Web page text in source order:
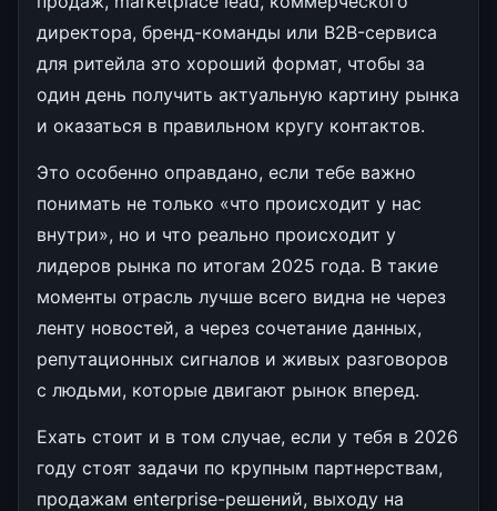
директора, бренд-команды или B2B-сервиса
для ритейла это хороший формат, чтобы за
один день получить актуальную картину рынка
и оказаться в правильном кругу контактов.
Это особенно оправдано, если тебе важно
понимать не только «что происходит у нас
внутри», но и что реально происходит у
лидеров рынка по итогам 2025 года. В такие
моменты отрасль лучше всего видна не через
ленту новостей, а через сочетание данных,
репутационных сигналов и живых разговоров
с людьми, которые двигают рынок вперед.
Ехать стоит и в том случае, если у тебя в 2026
году стоят задачи по крупным партнерствам,
продажам enterprise-решений, выходу на